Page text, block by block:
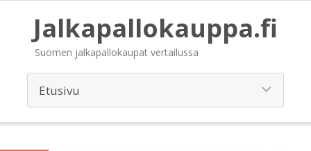
Jalkapallokauppa.fi
Suomen jalkapallokaupat vertailussa